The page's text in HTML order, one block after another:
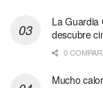
La Guardia
descubre
0
Mucho